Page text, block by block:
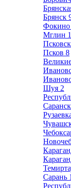
Брянск
Фокино
Мглин 1
Псков 8
Шуя 2
Саранск
Сарань 1